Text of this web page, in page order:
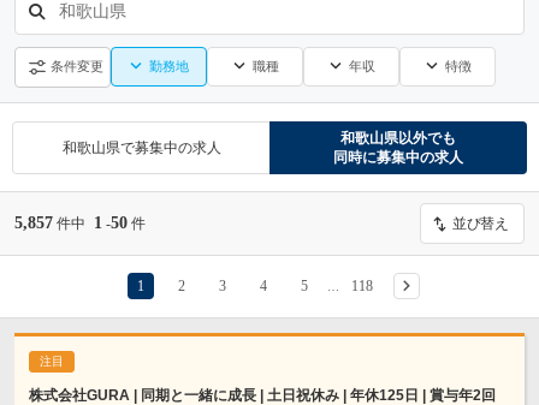
和歌山県
条件変更 勤務地 職種 年収 特徴
和歌山県で募集中の求人
和歌山県以外でも
同時に募集中の求人
5,857 件中 1 -50 件 並び替え
1 2 3 4 5 118
株式会社GURA | 同期と一緒に成長 | 土日祝休み | 年休125日 | 賞与年2回